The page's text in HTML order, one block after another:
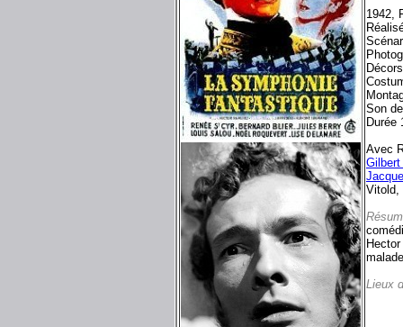
1942,
Son
Durée
Avec
Gilbert
Vitold,
Lieux